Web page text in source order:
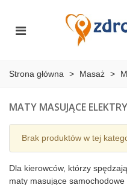
Strona główna > Masaż >
MATY MASUJĄCE
Brak produktów w tej
Dla kierowców, którzy
maty masujące